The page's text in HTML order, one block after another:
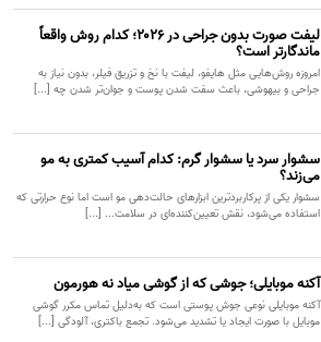
لیفت صورت بدون جراحی در ۲۰۲۶؛ کدام روش واقعاً
ماندگارتر است؟
امروزه روش‌هایی مثل هایفو، لیفت با نخ و تزریق فیلر، بدون نیاز به
جراحی و بیهوشی، باعث سفت شدن پوست و جوان‌تر شدن چه [...]
سشوار سرد یا سشوار گرم: کدام آسیب کمتری به مو
می‌زند؟
سشوار یکی از پرکاربردترین ابزارهای حالت‌دهی مو است اما نوع حرارتی که
استفاده می‌شود، نقش تعیین‌کننده‌ای در سلامت... [...]
آکنه موبایلی؛ جوشی که از گوشی میاد نه هورمون
آکنه موبایلی نوعی جوش پوستی است که به‌دلیل تماس مکرر گوشی
موبایل با صورت ایجاد یا تشدید می‌شود. تجمع باکتری، آلودگی [...]